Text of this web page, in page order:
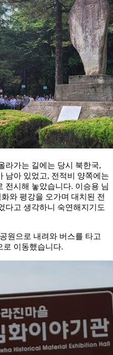
라가는 길에는 당시 북한국,
남아 있었고, 전적비 양쪽에는
전시해 놓았습니다. 이승용 님
와 평강을 오가며 대치된 전
다고 생각하니 숙연해지기도
원으로 내려와 버스를 타고
로 이동했습니다.